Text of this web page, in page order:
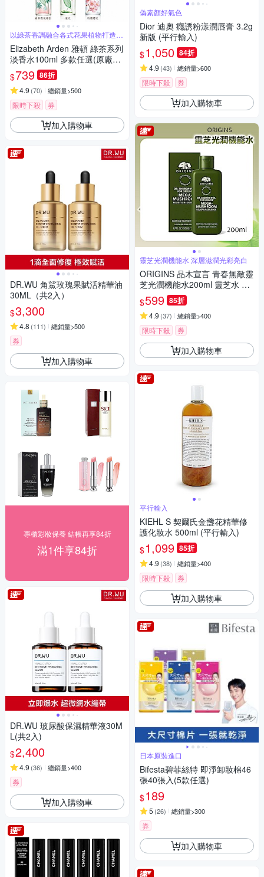
以綠茶香調融合各式花果植物打造出
層次豐富
Elizabeth Arden 雅頓 綠茶系列
淡香水100ml 多款任選(原廠專
櫃貨)
$739 86折
4.9 (70) 總銷量>500
限時下殺 券
加入購物車
DR.WU 角鯊玫瑰果賦活精華油
30ML（共2入）
$3,300
4.8 (111) 總銷量>500
券
加入購物車
專櫃彩妝保養 結帳再享84折
滿1件享84折
DR.WU 玻尿酸保濕精華液30M
L(共2入)
$2,400
4.9 (36) 總銷量>400
券
加入購物車
偽素顏好氣色
Dior 迪奧 癮誘粉漾潤唇膏 3.2g
新版 (平行輸入)
$1,050 84折
4.9 (43) 總銷量>600
限時下殺 券
加入購物車
靈芝光潤機能水 深層滋潤光彩亮白
ORIGINS 品木宣言 青春無敵靈
芝光潤機能水200ml 靈芝水 國
際航空版
$599 85折
4.9 (37) 總銷量>400
限時下殺 券
加入購物車
平行輸入
KIEHL S 契爾氏金盞花精華修
護化妝水 500ml (平行輸入)
$1,099 85折
4.9 (38) 總銷量>400
限時下殺 券
加入購物車
日本原裝進口
Bifesta碧菲絲特 即淨卸妝棉46
張40張入(5款任選)
$189
5 (26) 總銷量>300
券
加入購物車